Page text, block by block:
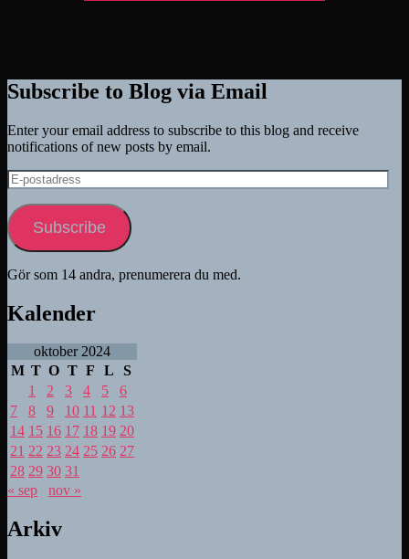
Subscribe to Blog via Email
Enter your email address to subscribe to this blog and receive
notifications of new posts by email.
E-
postadress
Subscribe
Gör som 14 andra, prenumerera du med.
Kalender
oktober 2024
M T O T F L
S
1
2 3 4 5
6
7
8 9 10 11 12 13
14 15 16 17 18 19 20
21 22 23 24 25 26 27
28 29 30 31
« sep
nov »
Arkiv